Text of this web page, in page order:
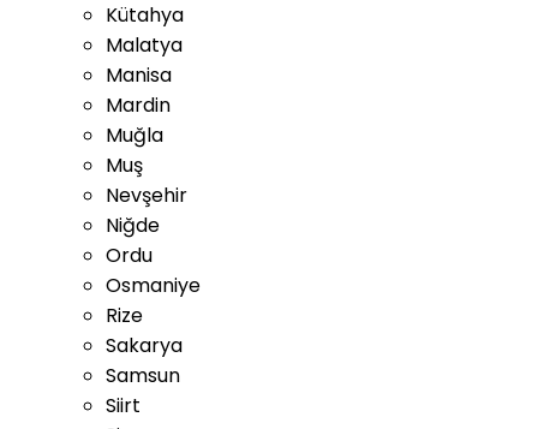
Kütahya
Malatya
Manisa
Mardin
Muğla
Muş
Nevşehir
Niğde
Ordu
Osmaniye
Rize
Sakarya
Samsun
Siirt